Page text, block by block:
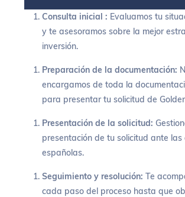
Consulta inicial : Evaluamos tu
y te asesoramos sobre la mejor
inversión.
Preparación de la documentación:
encargamos de toda la
para presentar tu solicitud de
Presentación de la solicitud:
presentación de tu solicitud ante
españolas.
Seguimiento y resolución: Te
cada paso del proceso hasta que